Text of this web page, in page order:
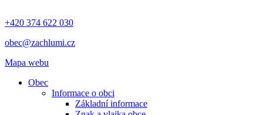
+420 374 622 030
obec@zachlumi.cz
Mapa webu
Obec
Informace o obci
Základní informace